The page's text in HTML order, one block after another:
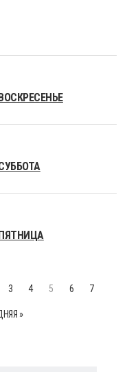
3 4 5 6 7
»